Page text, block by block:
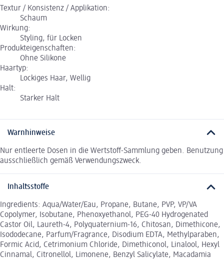
Textur / Konsistenz / Applikation:
Schaum
Wirkung:
Styling, für Locken
Produkteigenschaften:
Ohne Silikone
Haartyp:
Lockiges Haar, Wellig
Halt:
Starker Halt
Warnhinweise
Nur entleerte Dosen in die Wertstoff-Sammlung geben. Benutzung
ausschließlich gemäß Verwendungszweck.
Inhaltsstoffe
Ingredients: Aqua/Water/Eau, Propane, Butane, PVP, VP/VA
Copolymer, Isobutane, Phenoxyethanol, PEG-40 Hydrogenated
Castor Oil, Laureth-4, Polyquaternium-16, Chitosan, Dimethicone,
Isododecane, Parfum/Fragrance, Disodium EDTA, Methylparaben,
Formic Acid, Cetrimonium Chloride, Dimethiconol, Linalool, Hexyl
Cinnamal, Citronellol, Limonene, Benzyl Salicylate, Macadamia